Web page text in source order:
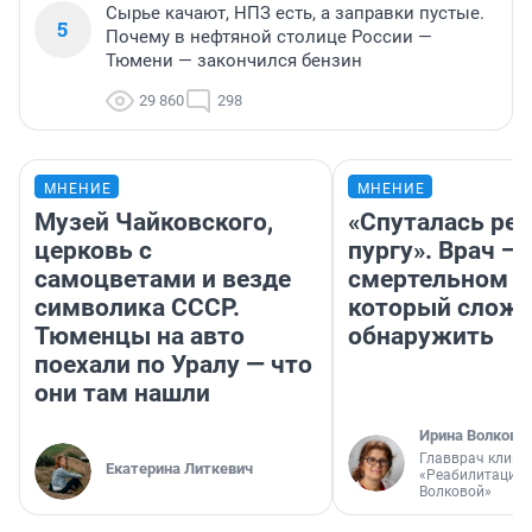
5
Сырье качают, НПЗ есть, а заправки пустые.
Почему в нефтяной столице России —
Тюмени — закончился бензин
29 860 298
МНЕНИЕ
Музей Чайковского,
церковь с
самоцветами и везде
символика СССР.
Тюменцы на авто
поехали по Уралу — что
они там нашли
Екатерина Литкевич
МНЕНИЕ
«Спуталась
пургу». Врач —
смертельном
который
обнаружить
Ирина Волкова
Главврач
«Реабилитация
Волковой»